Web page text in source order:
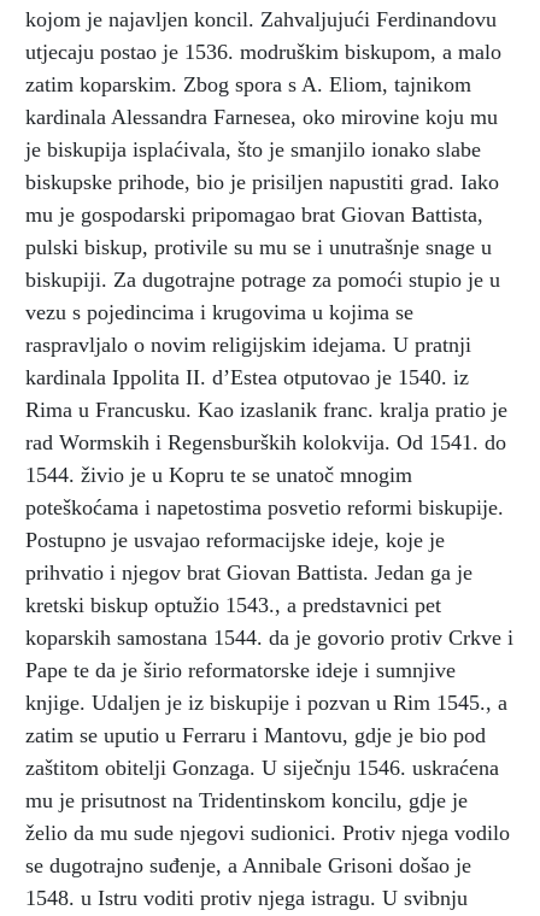
kojom je najavljen koncil. Zahvaljujući Ferdinandovu
utjecaju postao je 1536. modruškim biskupom, a malo
zatim koparskim. Zbog spora s A. Eliom, tajnikom
kardinala Alessandra Farnesea, oko mirovine koju mu
je biskupija isplaćivala, što je smanjilo ionako slabe
biskupske prihode, bio je prisiljen napustiti grad. Iako
mu je gospodarski pripomagao brat Giovan Battista,
pulski biskup, protivile su mu se i unutrašnje snage u
biskupiji. Za dugotrajne potrage za pomoći stupio je u
vezu s pojedincima i krugovima u kojima se
raspravljalo o novim religijskim idejama. U pratnji
kardinala Ippolita II. d’Estea otputovao je 1540. iz
Rima u Francusku. Kao izaslanik franc. kralja pratio je
rad Wormskih i Regensburških kolokvija. Od 1541. do
1544. živio je u Kopru te se unatoč mnogim
poteškoćama i napetostima posvetio reformi biskupije.
Postupno je usvajao reformacijske ideje, koje je
prihvatio i njegov brat Giovan Battista. Jedan ga je
kretski biskup optužio 1543., a predstavnici pet
koparskih samostana 1544. da je govorio protiv Crkve i
Pape te da je širio reformatorske ideje i sumnjive
knjige. Udaljen je iz biskupije i pozvan u Rim 1545., a
zatim se uputio u Ferraru i Mantovu, gdje je bio pod
zaštitom obitelji Gonzaga. U siječnju 1546. uskraćena
mu je prisutnost na Tridentinskom koncilu, gdje je
želio da mu sude njegovi sudionici. Protiv njega vodilo
se dugotrajno suđenje, a Annibale Grisoni došao je
1548. u Istru voditi protiv njega istragu. U svibnju